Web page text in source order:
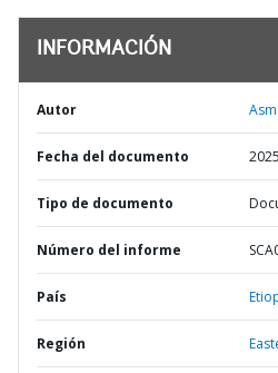
INFORMACIÓN
Autor
Fecha del documento
Tipo de documento
Número del informe
País
Región